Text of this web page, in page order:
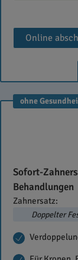
Online
ohne
Sofort-
Behandlungen
Zahnersatz:
Doppelter